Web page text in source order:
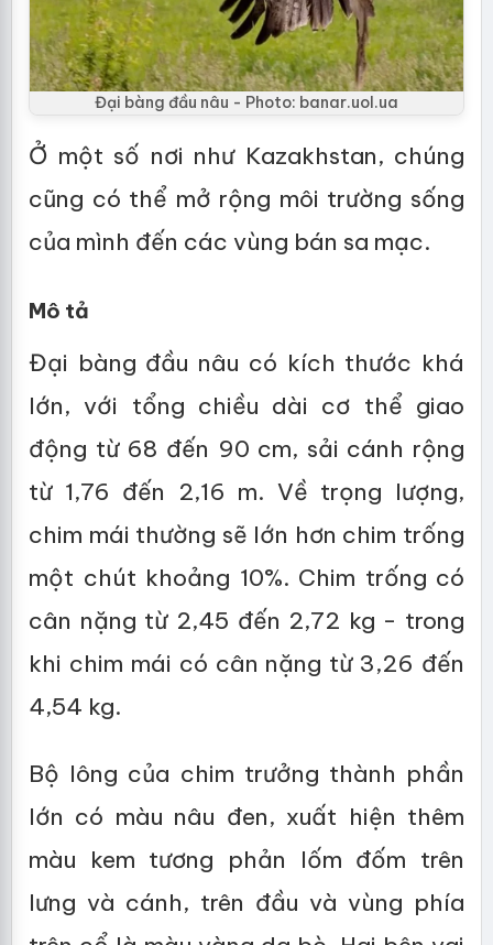
Đại bàng đầu nâu - Photo: banar.uol.ua
Ở một số nơi như Kazakhstan, chúng
cũng có thể mở rộng môi trường sống
của mình đến các vùng bán sa mạc.
Mô tả
Đại bàng đầu nâu có kích thước khá
lớn, với tổng chiều dài cơ thể giao
động từ 68 đến 90 cm, sải cánh rộng
từ 1,76 đến 2,16 m. Về trọng lượng,
chim mái thường sẽ lớn hơn chim trống
một chút khoảng 10%. Chim trống có
cân nặng từ 2,45 đến 2,72 kg - trong
khi chim mái có cân nặng từ 3,26 đến
4,54 kg.
Bộ lông của chim trưởng thành phần
lớn có màu nâu đen, xuất hiện thêm
màu kem tương phản lốm đốm trên
lưng và cánh, trên đầu và vùng phía